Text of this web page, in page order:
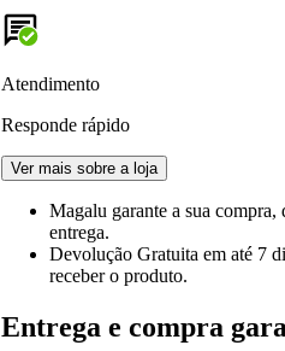
Atendimento
Responde rápido
Ver mais sobre a loja
Magalu garante a sua compra,
entrega.
Devolução Gratuita em até 7
receber o produto.
Entrega e compra